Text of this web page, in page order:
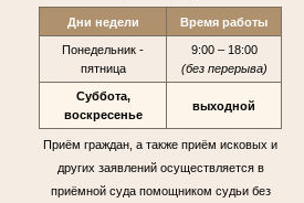
Дни недели Время работы
Понедельник -
пятница
9:00 – 18:00
(без перерыва)
Суббота,
воскресенье
выходной
Приём граждан, а также приём исковых и
других заявлений осуществляется в
приёмной суда помощником судьи без